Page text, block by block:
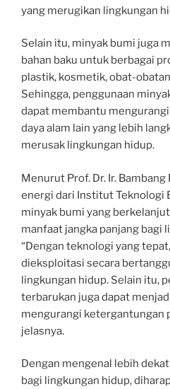
yang merugikan lingkungan
Selain itu, minyak bumi juga
bahan baku untuk berbagai
plastik, kosmetik, obat-
Sehingga, penggunaan
dapat membantu
daya alam lain yang lebih
merusak lingkungan hidup.
Menurut Prof. Dr. Ir.
energi dari Institut Teknologi
minyak bumi yang
manfaat jangka panjang bagi
“Dengan teknologi yang
dieksploitasi secara
lingkungan hidup. Selain itu,
terbarukan juga dapat
mengurangi ketergantungan
jelasnya.
Dengan mengenal lebih
bagi lingkungan hidup,